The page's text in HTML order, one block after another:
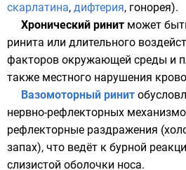
скарлатина, дифтерия, гонорея).
Хронический ринит может
ринита или длительного
факторов окружающей среды и
также местного нарушения
Вазомоторный ринит
нервно-рефлекторных
рефлекторные раздражения
запах), что ведёт к бурной
слизистой оболочки носа.